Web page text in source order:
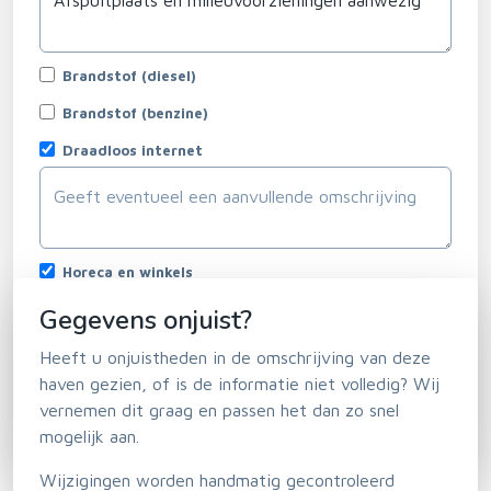
Brandstof (diesel)
Brandstof (benzine)
Draadloos internet
Horeca en winkels
Gegevens onjuist?
Heeft u onjuistheden in de omschrijving van deze
haven gezien, of is de informatie niet volledig? Wij
vernemen dit graag en passen het dan zo snel
mogelijk aan.
Wijzigingen worden handmatig gecontroleerd